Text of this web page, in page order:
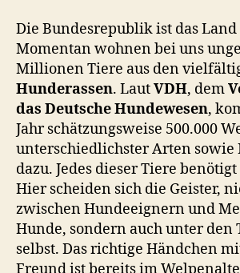
Die Bundesrepublik ist das
Momentan wohnen bei uns
Millionen Tiere aus den
Hunderassen. LautVDH, dem
das Deutsche Hundewesen,
Jahr schätzungsweise 500.000
unterschiedlichster Arten sowie
dazu. Jedes dieser Tiere
Hier scheiden sich die Geister,
zwischen Hundeeignern und
Hunde, sondern auch unter den
selbst. Das richtige Händchen